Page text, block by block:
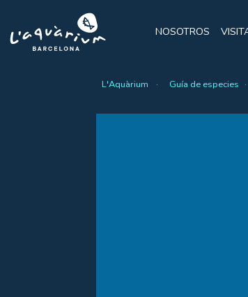
NOSOTROS
L'Aquàrium Guía de especies